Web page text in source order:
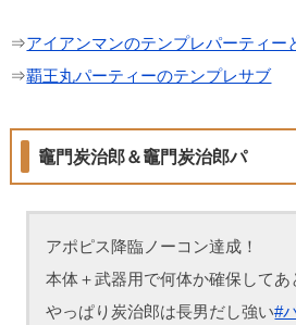
⇒アイアンマンのテンプレパーティー
⇒覇王丸パーティーのテンプレサブ
竈門炭治郎＆竈門炭治郎パ
アポピス降臨ノーコン達成！
本体＋武器用で何体か確保して
やっぱり炭治郎は長男だし強い#